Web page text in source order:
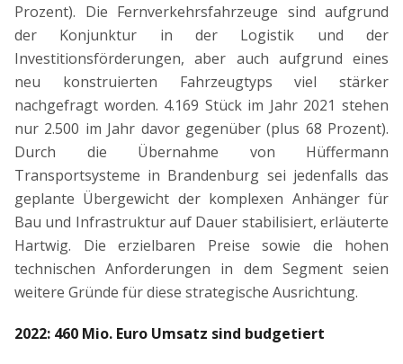
Prozent). Die Fernverkehrsfahrzeuge sind aufgrund
der Konjunktur in der Logistik und der
Investitionsförderungen, aber auch aufgrund eines
neu konstruierten Fahrzeugtyps viel stärker
nachgefragt worden. 4.169 Stück im Jahr 2021 stehen
nur 2.500 im Jahr davor gegenüber (plus 68 Prozent).
Durch die Übernahme von Hüffermann
Transportsysteme in Brandenburg sei jedenfalls das
geplante Übergewicht der komplexen Anhänger für
Bau und Infrastruktur auf Dauer stabilisiert, erläuterte
Hartwig. Die erzielbaren Preise sowie die hohen
technischen Anforderungen in dem Segment seien
weitere Gründe für diese strategische Ausrichtung.
2022: 460 Mio. Euro Umsatz sind budgetiert